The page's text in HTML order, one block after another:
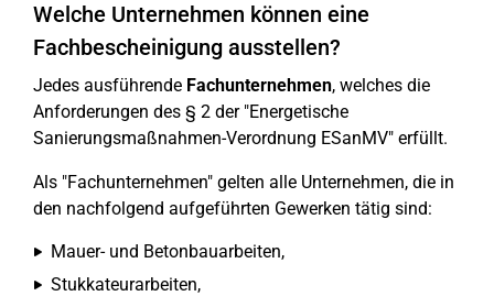
Welche Unternehmen können eine
Fachbescheinigung ausstellen?
Jedes ausführende Fachunternehmen, welches die
Anforderungen des § 2 der "Energetische
Sanierungsmaßnahmen-Verordnung ESanMV" erfüllt.
Als "Fachunternehmen" gelten alle Unternehmen, die in
den nachfolgend aufgeführten Gewerken tätig sind:
Mauer- und Betonbauarbeiten,
Stukkateurarbeiten,